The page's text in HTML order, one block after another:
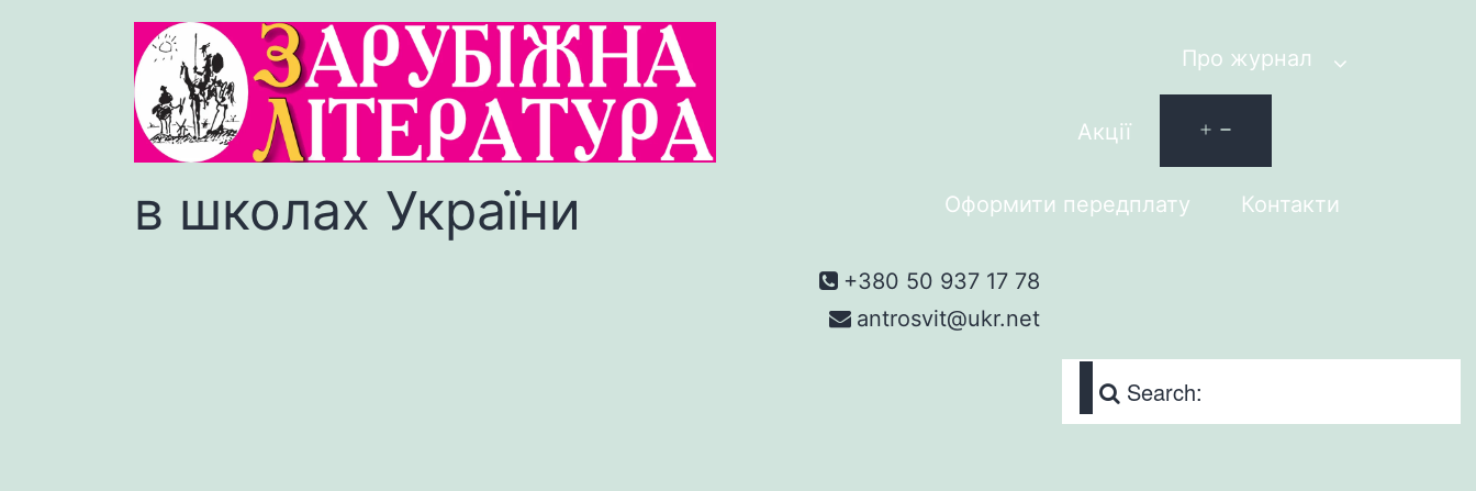
в школах України
Акції
Про журнал
Оформити передплату Контакти
+380 50 937 17 78
antrosvit@ukr.net
Search: